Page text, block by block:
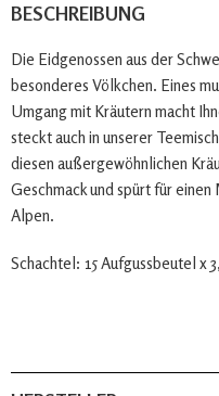
BESCHREIBUNG
Die Eidgenossen aus der
besonderes Völkchen. Eines
Umgang mit Kräutern macht
steckt auch in unserer
diesen außergewöhnlichen
Geschmack und spürt für
Alpen.
Schachtel: 15 Aufgussbeutel x